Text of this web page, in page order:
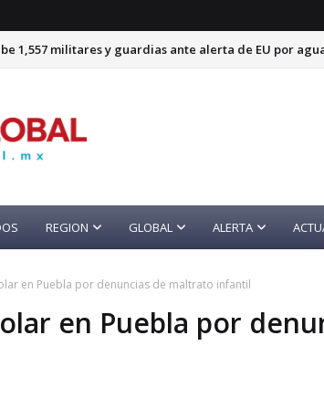
1,557 militares y guardias ante alerta de EU por
REGION GLOBAL ALERTA
en Puebla por denuncias de maltrato infantil
en Puebla por